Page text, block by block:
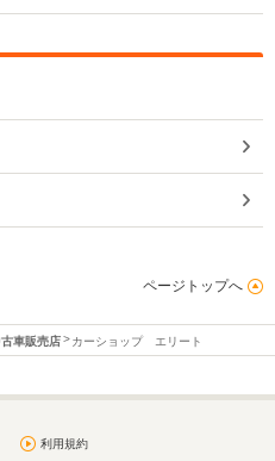
ページトップへ
車販売店 カーショップ エリート
利用規約